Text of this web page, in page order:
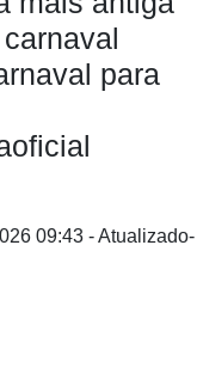
para
09:43 - Atualizado-